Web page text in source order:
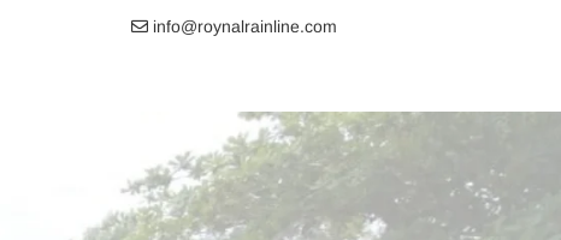
info@roynalrainline.com